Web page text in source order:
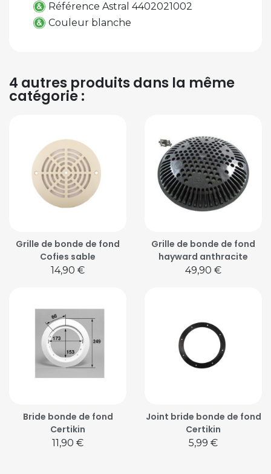
Référence Astral 4402021002
Couleur blanche
4 autres produits dans la même
catégorie :
Grille de bonde de fond
Cofies sable
Prix
14,90 €
Grille de bonde de fond
hayward anthracite
Prix
49,90 €
Bride bonde de fond
Certikin
Prix
11,90 €
Joint bride bonde de fond
Certikin
Prix
5,99 €